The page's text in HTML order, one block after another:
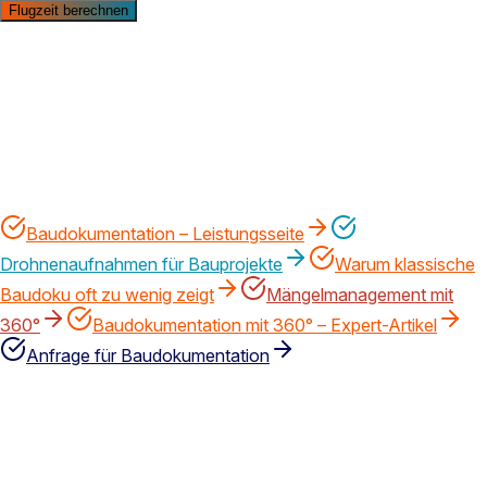
Flugzeit berechnen
Baudokumentation – Leistungsseite
Drohnenaufnahmen für Bauprojekte
Warum klassische
Baudoku oft zu wenig zeigt
Mängelmanagement mit
360°
Baudokumentation mit 360° – Expert-Artikel
Anfrage für Baudokumentation